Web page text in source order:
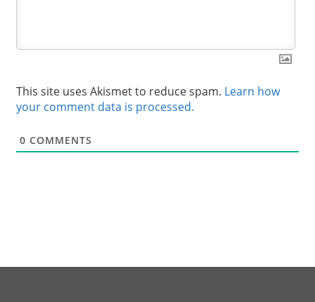
This site uses Akismet to reduce spam. Learn how
your comment data is processed.
0 COMMENTS